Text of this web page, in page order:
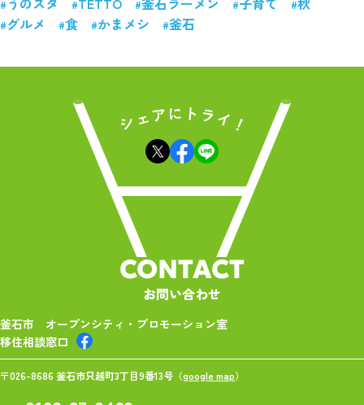
グルメ
食 かまメシ 釜石
CONTACT
お問い合わせ
釜石市 オープンシティ・プロモーション室
移住相談窓口
〒026-8686 釜石市只越町3丁目9番13号（google map）